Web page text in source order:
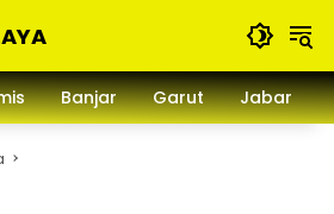
Banjar Garut Jabar